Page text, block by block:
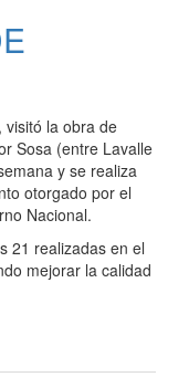
visitó la obra de
Sosa (entre Lavalle
y se realiza
otorgado por el
Nacional.
21 realizadas en el
mejorar la calidad